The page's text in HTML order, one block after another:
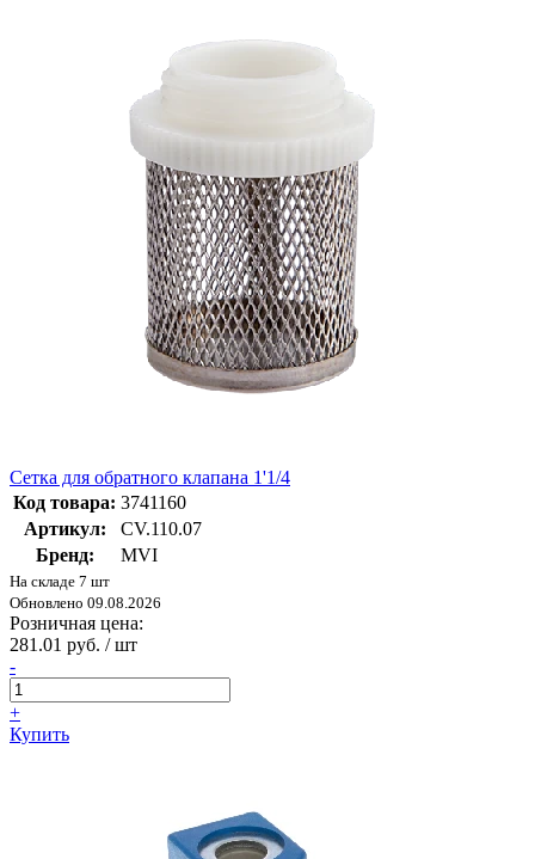
Сетка для обратного клапана 1'1/4
Код товара: 3741160
Артикул:
CV.110.07
Бренд:
MVI
На складе 7 шт
Обновлено 09.08.2026
Розничная цена:
281.01 руб. / шт
-
+
Купить